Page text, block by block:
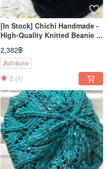
[In Stock] Chichi Handmade -
High-Quality Knitted Beanie /
2,382฿
สั่งทำพิเศษ
5 (1)